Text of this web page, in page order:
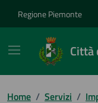
Regione Piemonte
Città
Home / Servizi /